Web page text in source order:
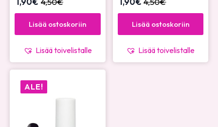
Lisää ostoskoriin
Lisää toivelistalle
Lisää ostoskoriin
Lisää toivelistalle
ALE!